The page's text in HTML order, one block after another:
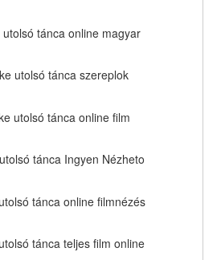
tánca online magyar
utolsó tánca szereplok
utolsó tánca online film
tánca Ingyen Nézheto
tánca online filmnézés
tánca teljes film online